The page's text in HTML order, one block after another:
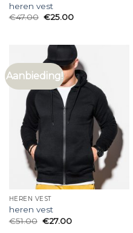
heren vest
€47.00 €25.00
Aanbieding!
HEREN VEST
heren vest
€51.00 €27.00